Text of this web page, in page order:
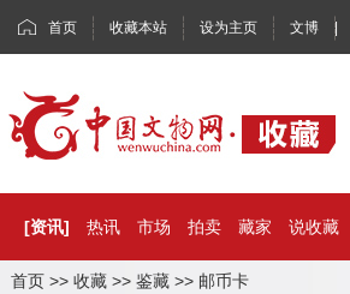
首页 收藏本站 设为主页 文博 |
[资讯] 热讯 市场 拍卖 藏家 说收藏
首页 >> 收藏 >> 鉴藏 >> 邮币卡